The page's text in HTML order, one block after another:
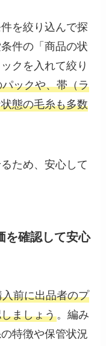
を絞り込んで探
件の「商品の状
クを入れて絞り
ックや、帯（ラ
態の毛糸も多数
ため、安心して
を確認して安心
入前に出品者のプ
ましょう。編み
特徴や保管状況